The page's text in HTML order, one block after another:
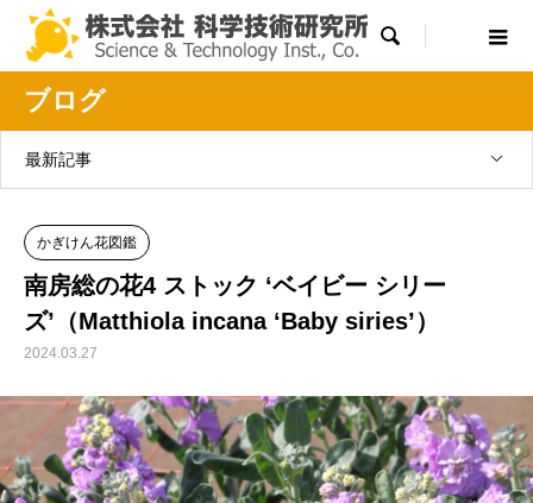

ブログ
最新記事
かぎけん花図鑑
南房総の花4 ストック ‘ベイビー シリー
ズ’（Matthiola incana ‘Baby siries’）
2024.03.27